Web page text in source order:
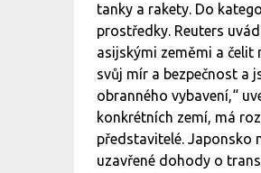
tanky a rakety. Do
prostředky. Reuters
asijskými zeměmi a čelit
svůj mír a bezpečnost a
obranného vybavení,“
konkrétních zemí, má
představitelé. Japonsko
uzavřené dohody o